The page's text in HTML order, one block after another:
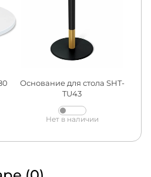
Основание для стола SHT-
TU43
Нет в наличии